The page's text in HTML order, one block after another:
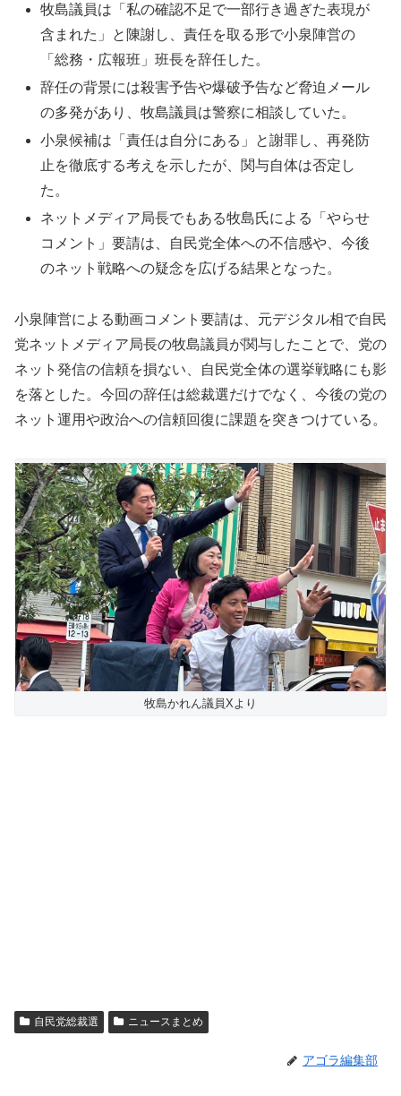
牧島議員は「私の確認不足で一部行き過ぎた表現が
含まれた」と陳謝し、責任を取る形で小泉陣営の
「総務・広報班」班長を辞任した。
辞任の背景には殺害予告や爆破予告など脅迫メール
の多発があり、牧島議員は警察に相談していた。
小泉候補は「責任は自分にある」と謝罪し、再発防
止を徹底する考えを示したが、関与自体は否定し
た。
ネットメディア局長でもある牧島氏による「やらせ
コメント」要請は、自民党全体への不信感や、今後
のネット戦略への疑念を広げる結果となった。
小泉陣営による動画コメント要請は、元デジタル相で自民
党ネットメディア局長の牧島議員が関与したことで、党の
ネット発信の信頼を損ない、自民党全体の選挙戦略にも影
を落とした。今回の辞任は総裁選だけでなく、今後の党の
ネット運用や政治への信頼回復に課題を突きつけている。
牧島かれん議員Xより
自民党総裁選 ニュースまとめ
アゴラ編集部